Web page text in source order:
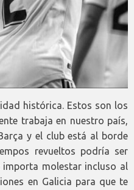
histórica. Estos son los
trabaja en nuestro país,
y el club está al borde
revueltos podría ser
molestar incluso al
en Galicia para que te